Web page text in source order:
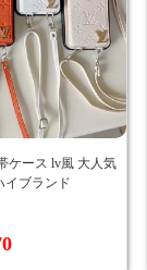
ケース lv風 大人気
イブランド